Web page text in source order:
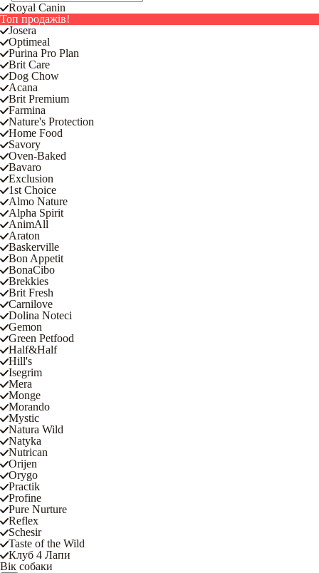
Royal Canin
Топ продажів!
Josera
Optimeal
Purina Pro Plan
Brit Care
Dog Chow
Acana
Brit Premium
Farmina
Nature's Protection
Home Food
Savory
Oven-Baked
Bavaro
Exclusion
1st Choice
Almo Nature
Alpha Spirit
AnimAll
Araton
Baskerville
Bon Appetit
BonaCibo
Brekkies
Brit Fresh
Carnilove
Dolina Noteci
Gemon
Green Petfood
Half&Half
Hill's
Isegrim
Mera
Monge
Morando
Mystic
Natura Wild
Natyka
Nutrican
Orijen
Orygo
Practik
Profine
Pure Nurture
Reflex
Schesir
Taste of the Wild
Клуб 4 Лапи
Вік собаки